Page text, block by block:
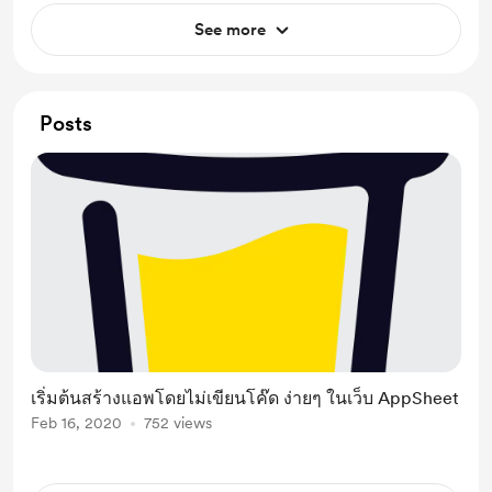
See more
Posts
เริ่มต้นสร้างแอพโดยไม่เขียนโค๊ด ง่ายๆ ในเว็บ AppSheet
Feb 16, 2020 752 views